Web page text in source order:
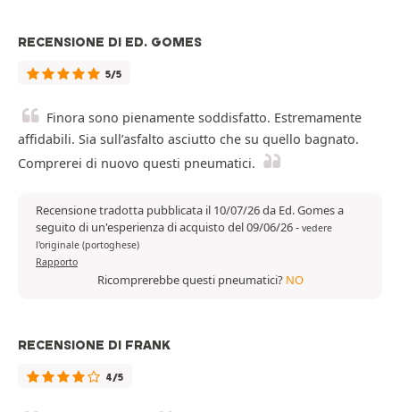
RECENSIONE DI ED. GOMES
5/5
Finora sono pienamente soddisfatto. Estremamente
affidabili. Sia sull’asfalto asciutto che su quello bagnato.
Comprerei di nuovo questi pneumatici.
Recensione tradotta pubblicata il 10/07/26 da Ed. Gomes a
seguito di un'esperienza di acquisto del 09/06/26- vedere
l'originale (portoghese)
Rapporto
Ricomprerebbe questi pneumatici? NO
RECENSIONE DI FRANK
4/5